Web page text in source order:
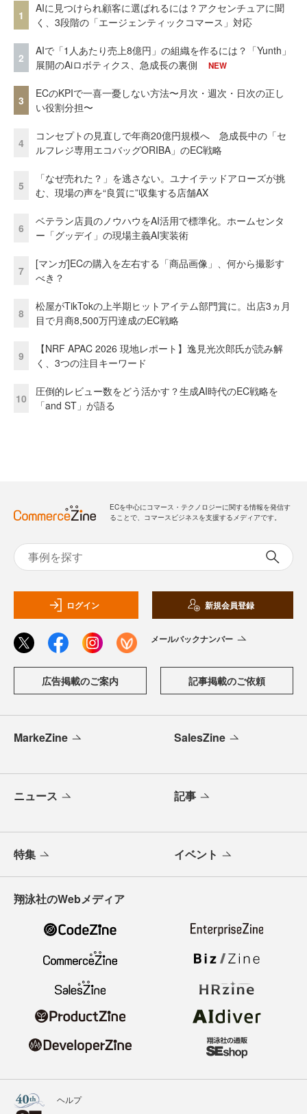
1
AIに見つけられ顧客に選ばれるには？アクセンチュアに聞
く、3段階の「エージェンティックコマース」対応
2
AIで「1人あたり売上8億円」の組織を作るには？「Yunth」
展開のAiロボティクス、急成長の裏側
NEW
3
ECのKPIで一喜一憂しない方法〜月次・週次・日次の正し
い役割分担〜
4
コンセプトの見直しで年商20億円規模へ 急成長中の「セ
ルフレジ専用エコバッグORIBA」のEC戦略
5
「なぜ売れた？」を逃さない。ユナイテッドアローズが挑
む、現場の声を“良質に”収集する店舗AX
6
ベテラン店員のノウハウをAI活用で標準化。ホームセンタ
ー「グッデイ」の現場主義AI実装術
7
[マンガ]ECの購入を左右する「商品画像」、何から撮影す
べき？
8
松屋がTikTokの上半期ヒットアイテム部門賞に。出店3ヵ月
目で月商8,500万円達成のEC戦略
9
【NRF APAC 2026 現地レポート】逸見光次郎氏が読み解
く、3つの注目キーワード
10
圧倒的レビュー数をどう活かす？生成AI時代のEC戦略を
「and ST」が語る
ECを中心にコマース・テクノロジーに関する情報を発信す
ることで、コマースビジネスを支援するメディアです。
ログイン 新規会員登録
メールバックナンバー
広告掲載のご案内 記事掲載のご依頼
MarkeZine SalesZine
ニュース 記事
特集 イベント
翔泳社のWebメディア
ヘルプ